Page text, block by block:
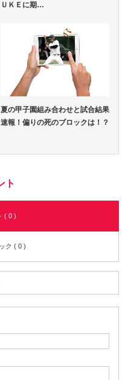
ＵＫＥに期…
夏の甲子園組み合わせと試合結果
速報！偏りの死のブロックは！？
ト
( 0 )
ク ( 0 )